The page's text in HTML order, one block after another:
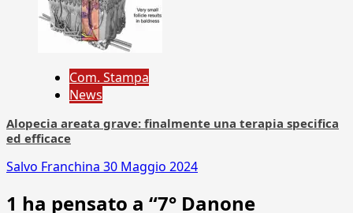
Com. Stampa
News
Alopecia areata grave: finalmente una terapia specifica
ed efficace
Salvo Franchina 30 Maggio 2024
1 ha pensato a “7° Danone